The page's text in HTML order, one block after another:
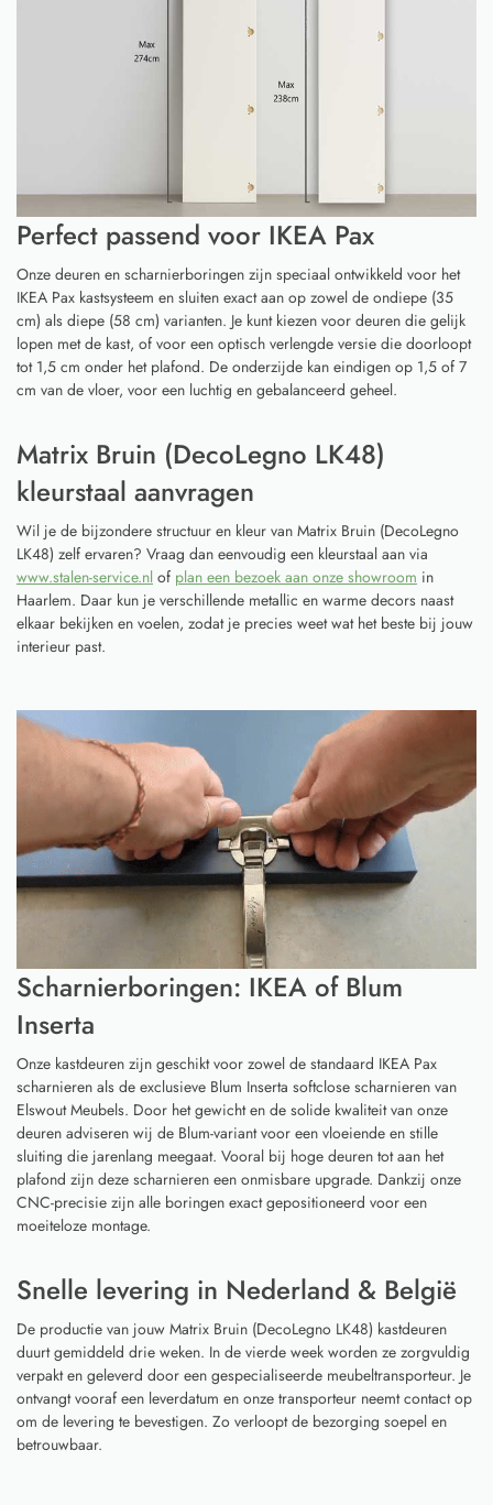
Perfect passend voor IKEA Pax
Onze deuren en scharnierboringen zijn speciaal ontwikkeld voor het
IKEA Pax kastsysteem en sluiten exact aan op zowel de ondiepe (35
cm) als diepe (58 cm) varianten. Je kunt kiezen voor deuren die gelijk
lopen met de kast, of voor een optisch verlengde versie die doorloopt
tot 1,5 cm onder het plafond. De onderzijde kan eindigen op 1,5 of 7
cm van de vloer, voor een luchtig en gebalanceerd geheel.
Matrix Bruin (DecoLegno LK48)
kleurstaal aanvragen
Wil je de bijzondere structuur en kleur van Matrix Bruin (DecoLegno
LK48) zelf ervaren? Vraag dan eenvoudig een kleurstaal aan via
www.stalen-service.nl of plan een bezoek aan onze showroom in
Haarlem. Daar kun je verschillende metallic en warme decors naast
elkaar bekijken en voelen, zodat je precies weet wat het beste bij jouw
interieur past.
Scharnierboringen: IKEA of Blum
Inserta
Onze kastdeuren zijn geschikt voor zowel de standaard IKEA Pax
scharnieren als de exclusieve Blum Inserta softclose scharnieren van
Elswout Meubels. Door het gewicht en de solide kwaliteit van onze
deuren adviseren wij de Blum-variant voor een vloeiende en stille
sluiting die jarenlang meegaat. Vooral bij hoge deuren tot aan het
plafond zijn deze scharnieren een onmisbare upgrade. Dankzij onze
CNC-precisie zijn alle boringen exact gepositioneerd voor een
moeiteloze montage.
Snelle levering in Nederland & België
De productie van jouw Matrix Bruin (DecoLegno LK48) kastdeuren
duurt gemiddeld drie weken. In de vierde week worden ze zorgvuldig
verpakt en geleverd door een gespecialiseerde meubeltransporteur. Je
ontvangt vooraf een leverdatum en onze transporteur neemt contact op
om de levering te bevestigen. Zo verloopt de bezorging soepel en
betrouwbaar.